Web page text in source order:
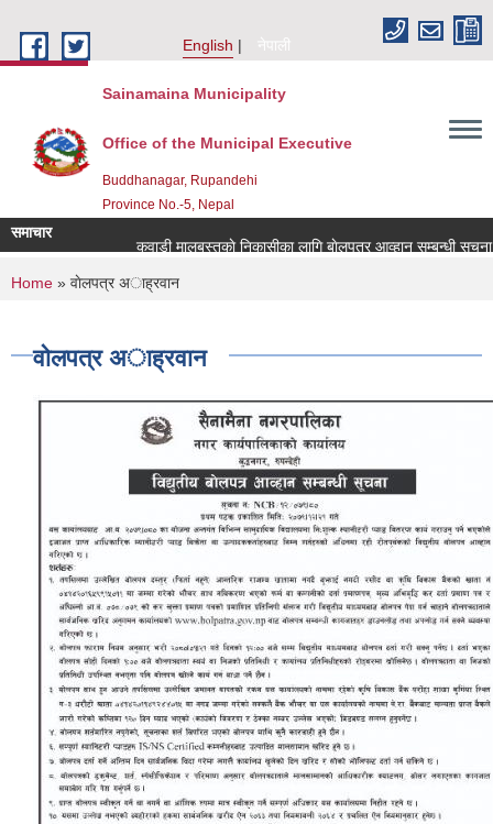
English
नेपाली
Sainamaina Municipality
Office of the Municipal Executive
Buddhanagar, Rupandehi
Province No.-5, Nepal
समाचार
कवाडी मालबस्तुकाे निकासीका लागि बाेलपत्र आव्हान सम्बन्धी सूचना ।
You are here
Home » वाेलपत्र अाह्रवान
वाेलपत्र अाह्रवान